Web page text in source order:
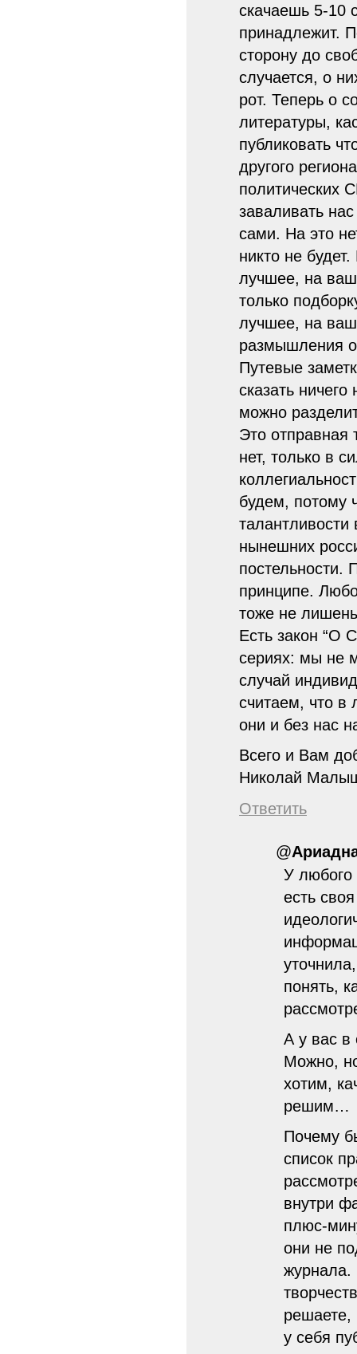
скачаешь 5-10
принадлежит.
сторону до
случается, о
рот. Теперь о
литературы,
публиковать
другого
политических
заваливать
сами. На это
никто не
лучшее, на ваш
только
лучшее, на
размышления о
Путевые
сказать
можно
Это отправная
нет, только в
будем, потому
нынешних
постельности.
принципе.
тоже не
Есть закон “О
сериях: мы не
случай
считаем, что в
они и без нас
Всего и Вам
Николай
Ответить
@
У любого
есть
понять,
А у вас в
Можно,
хотим,
решим…
Почему
список
внутри
плюс-
они не
журнала.
у себя